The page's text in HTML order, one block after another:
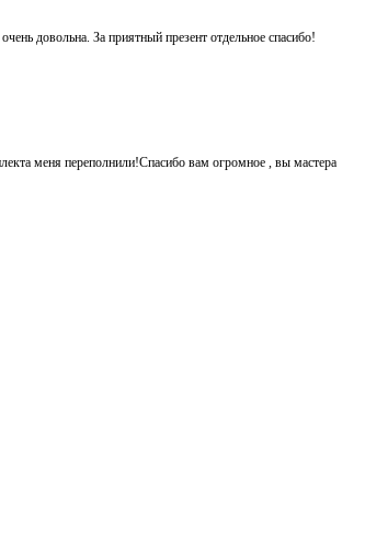
довольна. За приятный презент отдельное спасибо!
меня переполнили!Спасибо вам огромное , вы мастера